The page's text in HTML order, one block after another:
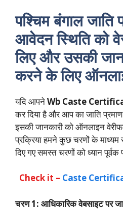
पश्चिम बंगाल जाति
आवेदन स्थिति को
लिए और उसकी
करने के लिए
यदि आपनेWb Caste
कर दिया है और आप का जाति
इसकी जानकारी को ऑनलाइन
प्रक्रिया हमने कुछ चरणों के माध्यम
दिए गए समस्त चरणों को ध्यान
Check it – Caste
चरण 1: आधिकारिक वेबसाइट पर